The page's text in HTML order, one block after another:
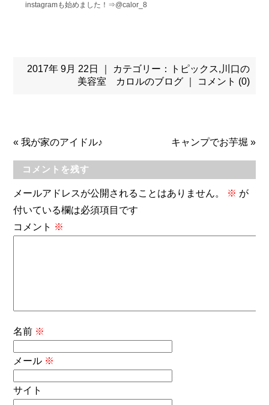
instagramも始めました！⇒@calor_8
2017年 9月 22日 ｜ カテゴリー： トピックス, 川口の
美容室 カロルのブログ｜ コメント (0)
«我が家のアイドル♪ キャンプでお芋堀 »
コメントを残す
メールアドレスが公開されることはありません。 ※ が
付いている欄は必須項目です
コメント ※
名前 ※
メール ※
サイト